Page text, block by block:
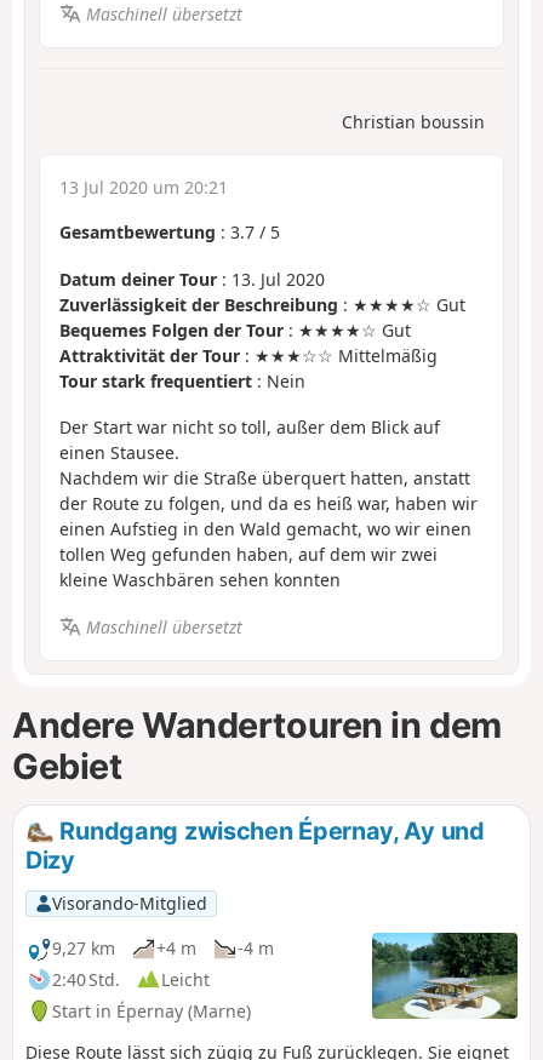
Maschinell übersetzt
Christian boussin
13 Jul 2020 um 20:21
Gesamtbewertung : 3.7 / 5
Datum deiner Tour : 13. Jul 2020
Zuverlässigkeit der Beschreibung : ★★★★☆ Gut
Bequemes Folgen der Tour : ★★★★☆ Gut
Attraktivität der Tour : ★★★☆☆ Mittelmäßig
Tour stark frequentiert : Nein
Der Start war nicht so toll, außer dem Blick auf
einen Stausee.
Nachdem wir die Straße überquert hatten, anstatt
der Route zu folgen, und da es heiß war, haben wir
einen Aufstieg in den Wald gemacht, wo wir einen
tollen Weg gefunden haben, auf dem wir zwei
kleine Waschbären sehen konnten
Maschinell übersetzt
Andere Wandertouren in dem
Gebiet
Rundgang zwischen Épernay, Ay und
Dizy
Visorando-Mitglied
9,27 km
+4 m
-4 m
2:40 Std.
Leicht
Start in Épernay (Marne)
Diese Route lässt sich zügig zu Fuß zurücklegen. Sie eignet